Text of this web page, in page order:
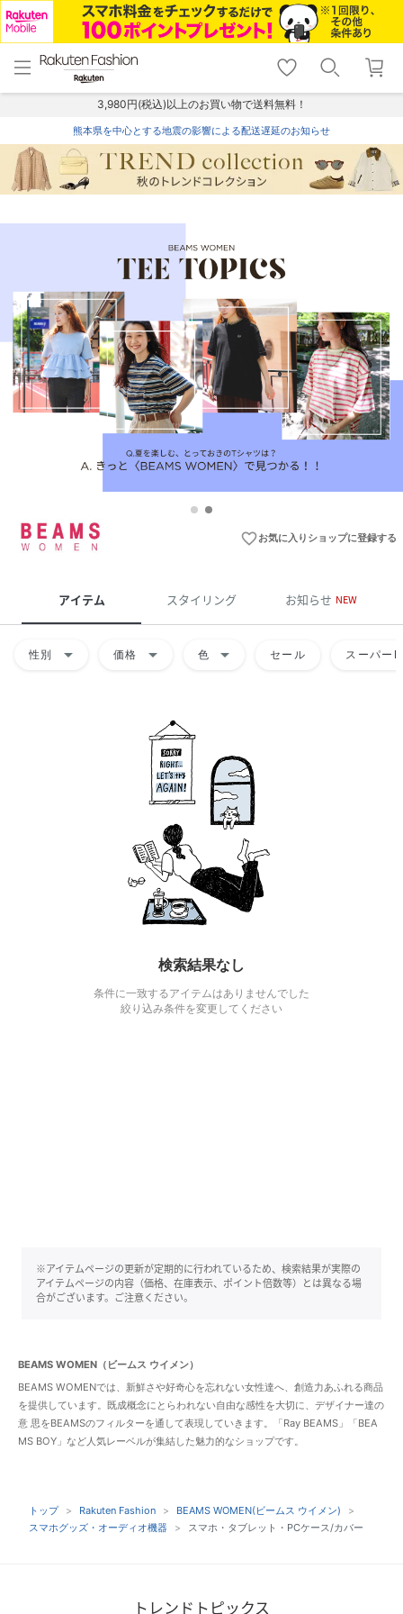
menu home
トップ
shopping_cart lock_outline
ログイン
3,980円(税込)以上のお買い物で送料無料！
熊本県を中心とする地震の影響による配送遅延のお知らせ
favorite_borderお気に入りショップに登録する
アイテム スタイリング お知らせ NEW
性別 arrow_drop_down 価格 arrow_drop_down 色 arrow_drop_down セール スーパー
検索結果なし
条件に一致するアイテムはありませんでした
絞り込み条件を変更してください
※アイテムページの更新が定期的に行われているため、検索結果が実際の
アイテムページの内容（価格、在庫表示、ポイント倍数等）とは異なる場
合がございます。ご注意ください。
BEAMS WOMEN（ビームス ウイメン）
BEAMS WOMENでは、新鮮さや好奇心を忘れない女性達へ、創造力あふれる商品
を提供しています。既成概念にとらわれない自由な感性を大切に、デザイナー達の
意 思をBEAMSのフィルターを通して表現していきます。「Ray BEAMS」「BEA
MS BOY」など人気レーベルが集結した魅力的なショップです。
トップ Rakuten Fashion
BEAMS WOMEN(ビームス ウイメン)
スマホグッズ・オーディオ機器
スマホ・タブレット・PCケース/カバー
トレンドトピックス